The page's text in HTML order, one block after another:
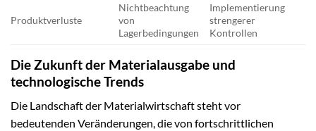
Produktverluste
Nichtbeachtung
von
Lagerbedingungen
Implementierung
strengerer
Kontrollen
Die Zukunft der Materialausgabe und
technologische Trends
Die Landschaft der Materialwirtschaft steht vor
bedeutenden Veränderungen, die von fortschrittlichen